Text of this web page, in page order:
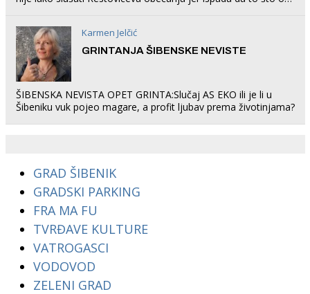
Karmen Jelčić
GRINTANJA ŠIBENSKE NEVISTE
ŠIBENSKA NEVISTA OPET GRINTA:Slučaj AS EKO ili je li u
Šibeniku vuk pojeo magare, a profit ljubav prema životinjama?
GRAD ŠIBENIK
GRADSKI PARKING
FRA MA FU
TVRĐAVE KULTURE
VATROGASCI
VODOVOD
ZELENI GRAD